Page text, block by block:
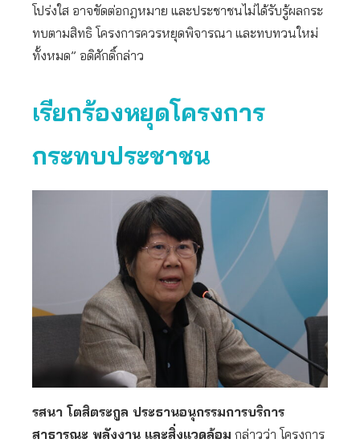
โปร่งใส อาจขัดต่อกฎหมาย และประชาชนไม่ได้รับรู้ผลกระ
ทบตามสิทธิ โครงการควรหยุดพิจารณา และทบทวนใหม่
ทั้งหมด” อดิศักดิ์กล่าว
เรียกร้องหยุดโครงการ
กระทบประชาชน
รสนา โตสิตระกูล ประธานอนุกรรมการบริการ
สาธารณะ พลังงาน และสิ่งแวดล้อม กล่าวว่า โครงการ